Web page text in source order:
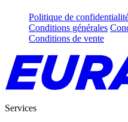
Politique de
Conditions générales
Conditions de vente
Services